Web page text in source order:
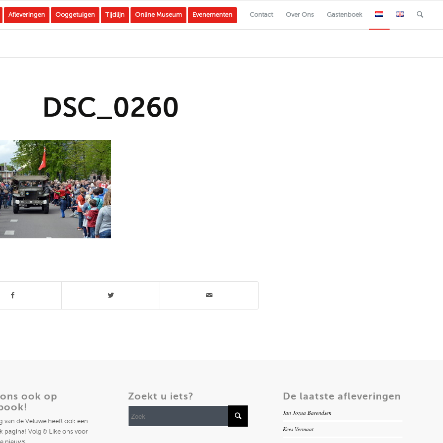
Afleveringen Ooggetuigen Tijdlijn Online Museum Evenementen Contact Over Ons Gastenboek
DSC_0260
ook op
van de Veluwe heeft ook een
pagina! Volg & Like ons voor
Zoekt u iets? De laatste afleveringen
Jan Jozua Barendsen
Kees Vermaat